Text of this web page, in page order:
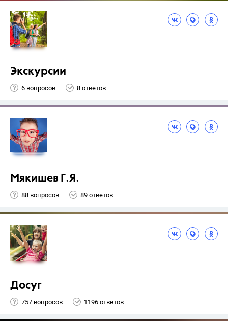
Экскурсии
6 вопросов 8 ответов
Мякишев Г.Я.
88 вопросов 89 ответов
Досуг
757 вопросов 1196 ответов